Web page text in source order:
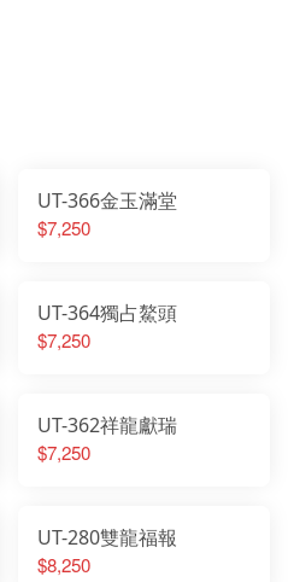
UT-366金玉滿堂
$7,250
UT-364獨占鰲頭
$7,250
UT-362祥龍獻瑞
$7,250
UT-280雙龍福報
$8,250